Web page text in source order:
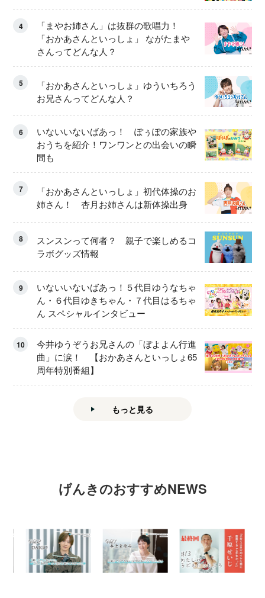
4
「まやお姉さん」は抜群の歌唱力！
「おかあさんといっしょ」 ながたまや
さんってどんな人？
5
「おかあさんといっしょ」ゆういちろう
お兄さんってどんな人？
6
いないいないばあっ！ ぽぅぽの家族や
おうちを紹介！ワンワンとの出会いの瞬
間も
7
「おかあさんといっしょ」初代体操のお
姉さん！ 杏月お姉さんは新体操出身
8
スンスンって何者？ 親子で楽しめるコ
ラボグッズ情報
9
いないいないばあっ！５代目ゆうなちゃ
ん・６代目ゆきちゃん・７代目はるちゃ
ん スペシャルインタビュー
10
今井ゆうぞうお兄さんの「ぼよよん行進
曲」に涙！ 【おかあさんといっしょ65
周年特別番組】
もっと見る
げんきのおすすめNEWS